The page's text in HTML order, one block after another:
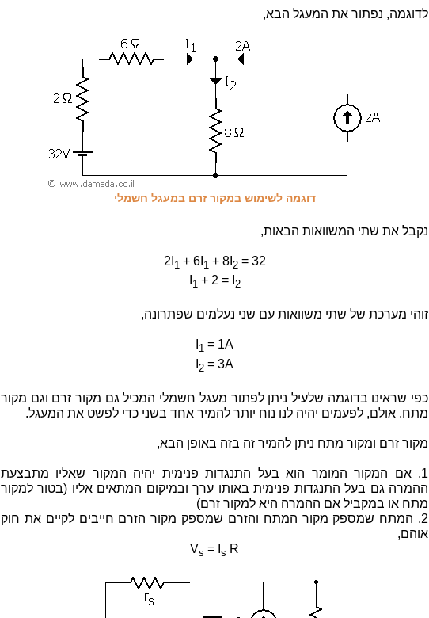
לדוגמה, נפתור את המעגל הבא,
דוגמה לשימוש במקור זרם במעגל חשמלי
נקבל את שתי המשוואות הבאות,
2I 1 + 6I 1 + 8I 2= 32
1 + 2 = I 2
זוהי מערכת של שתי משוואות עם שני נעלמים שפתרונה,
1 = 1A
2 = 3A
כפי שראינו בדוגמה שלעיל ניתן לפתור מעגל חשמלי המכיל גם מקור זרם וגם מקור
מתח. אולם, לפעמים יהיה לנו נוח יותר להמיר אחד בשני כדי לפשט את המעגל.
מקור זרם ומקור מתח ניתן להמיר זה בזה באופן הבא,
1. אם המקור המומר הוא בעל התנגדות פנימית יהיה המקור שאליו מתבצעת
ההמרה גם בעל התנגדות פנימית באותו ערך ובמיקום המתאים אליו (בטור למקור
מתח או במקביל אם ההמרה היא למקור זרם)
2. המתח שמספק מקור המתח והזרם שמספק מקור הזרם חייבים לקיים את חוק
אוהם,
Vs = I s R